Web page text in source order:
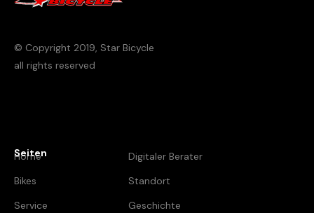
© Copyright 2019, Star Bicycle
all rights reserved
Seiten
Home
Bikes
Service
Digitaler Berater
Standort
Geschichte